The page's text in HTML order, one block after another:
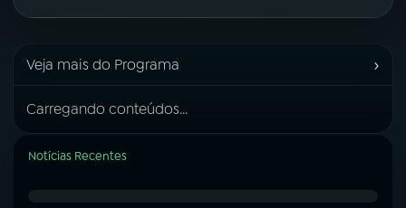
Veja mais do Programa ›
Carregando conteúdos...
Notícias Recentes